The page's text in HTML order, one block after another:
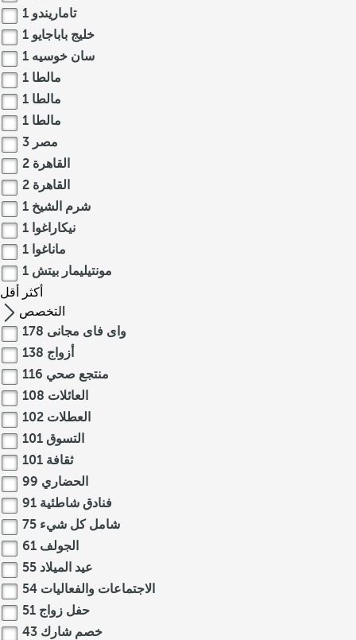
تاماريندو 1
خليج باباجايو 1
سان خوسيه 1
مالطا 1
مالطا 1
مالطا 1
مصر 3
القاهرة 2
القاهرة 2
شرم الشيخ 1
نيكاراغوا 1
ماناغوا 1
مونتيليمار بيتش 1
أكثر
أقل
التخصص
واى فاى مجانى 178
أزواج 138
منتجع صحي 116
العائلات 108
العطلات 102
التسوق 101
ثقافة 101
الحضاري 99
فنادق شاطئية 91
شامل كل شيء 75
الجولف 61
عيد الميلاد 55
الاجتماعات والفعاليات 54
حفل زواج 51
خصم شارك 43